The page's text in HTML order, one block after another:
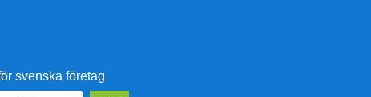
svenska företag